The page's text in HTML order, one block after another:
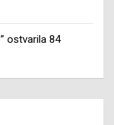
ostvarila 84